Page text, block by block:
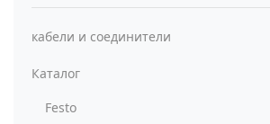
кабели и соединители
Каталог
Festo